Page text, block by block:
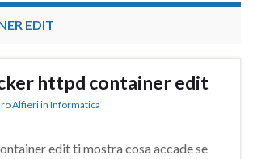
EDIT
httpd container edit
Alfieri in Informatica
edit ti mostra cosa accade se